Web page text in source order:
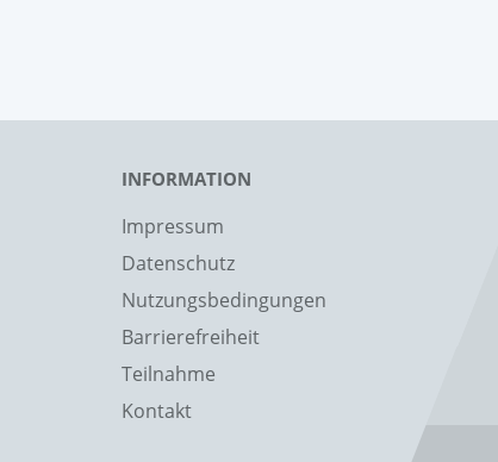
INFORMATION
Impressum
Datenschutz
Nutzungsbedingungen
Barrierefreiheit
Teilnahme
Kontakt